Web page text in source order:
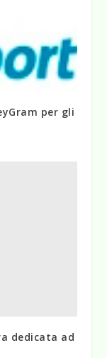
per gli
dedicata ad